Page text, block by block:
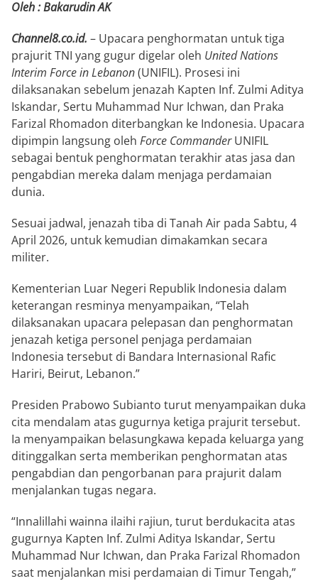
Oleh : Bakarudin AK
Channel8.co.id. – Upacara penghormatan untuk tiga
prajurit TNI yang gugur digelar oleh United Nations
Interim Force in Lebanon(UNIFIL). Prosesi ini
dilaksanakan sebelum jenazah Kapten Inf. Zulmi Aditya
Iskandar, Sertu Muhammad Nur Ichwan, dan Praka
Farizal Rhomadon diterbangkan ke Indonesia. Upacara
dipimpin langsung oleh Force CommanderUNIFIL
sebagai bentuk penghormatan terakhir atas jasa dan
pengabdian mereka dalam menjaga perdamaian
dunia.
Sesuai jadwal, jenazah tiba di Tanah Air pada Sabtu, 4
April 2026, untuk kemudian dimakamkan secara
militer.
Kementerian Luar Negeri Republik Indonesia dalam
keterangan resminya menyampaikan, “Telah
dilaksanakan upacara pelepasan dan penghormatan
jenazah ketiga personel penjaga perdamaian
Indonesia tersebut di Bandara Internasional Rafic
Hariri, Beirut, Lebanon.”
Presiden Prabowo Subianto turut menyampaikan duka
cita mendalam atas gugurnya ketiga prajurit tersebut.
Ia menyampaikan belasungkawa kepada keluarga yang
ditinggalkan serta memberikan penghormatan atas
pengabdian dan pengorbanan para prajurit dalam
menjalankan tugas negara.
“Innalillahi wainna ilaihi rajiun, turut berdukacita atas
gugurnya Kapten Inf. Zulmi Aditya Iskandar, Sertu
Muhammad Nur Ichwan, dan Praka Farizal Rhomadon
saat menjalankan misi perdamaian di Timur Tengah,”